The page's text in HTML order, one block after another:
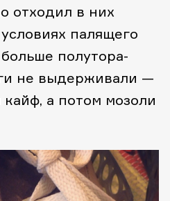
отходил в них
палящего
полутора-
не выдерживали —
кайф, а потом мозоли